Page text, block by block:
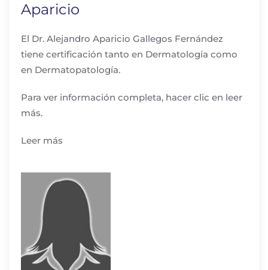
Aparicio
El Dr. Alejandro Aparicio Gallegos Fernández
tiene certificación tanto en Dermatología como
en Dermatopatología.
Para ver información completa, hacer clic en leer
más.
Leer más